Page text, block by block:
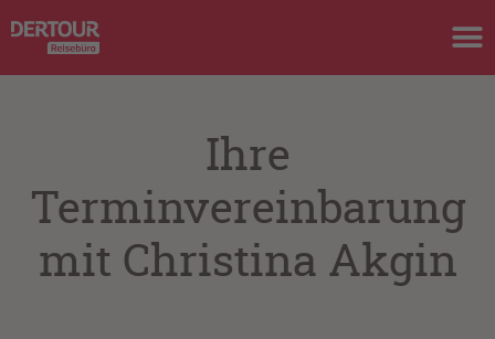
Ihre
Terminvereinbarung
mit Christina Akgin